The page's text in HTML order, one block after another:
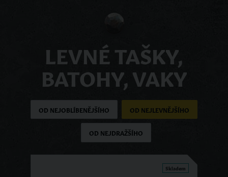
LEVNÉ TAŠKY,
BATOHY, VAKY
OD NEJOBLÍBENĚJŠÍHO OD NEJLEVNĚJŠÍHO
OD NEJDRAŽŠÍHO
Skladem